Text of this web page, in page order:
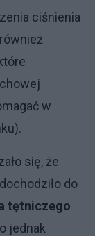
ciśnienia
w
się, że
do
tętniczego
jednak